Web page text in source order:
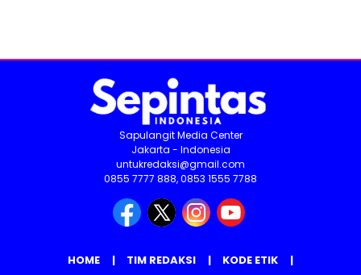
Sapulangit Media Center
Jakarta - Indonesia
untukredaksi@gmail.com
0855 7777 888, 0853 1555 7788
HOME TIM REDAKSI
KODE ETIK